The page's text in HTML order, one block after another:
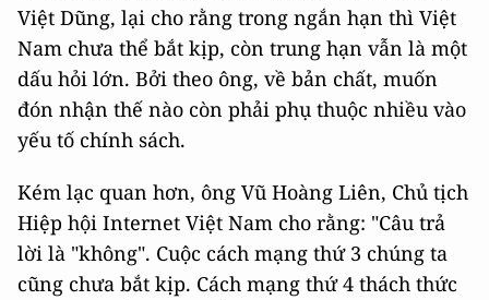
Việt Dũng, lại cho rằng trong ngắn hạn thì Việt
Nam chưa thể bắt kịp, còn trung hạn vẫn là một
dấu hỏi lớn. Bởi theo ông, về bản chất, muốn
đón nhận thế nào còn phải phụ thuộc nhiều vào
yếu tố chính sách.
Kém lạc quan hơn, ông Vũ Hoàng Liên, Chủ tịch
Hiệp hội Internet Việt Nam cho rằng: "Câu trả
lời là "không". Cuộc cách mạng thứ 3 chúng ta
cũng chưa bắt kịp. Cách mạng thứ 4 thách thức